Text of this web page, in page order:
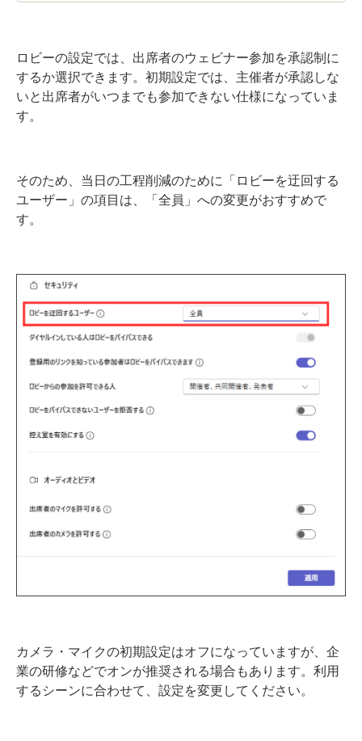
ロビーの設定では、出席者のウェビナー参加を承認制に
するか選択できます。初期設定では、主催者が承認しな
いと出席者がいつまでも参加できない仕様になっていま
す。
そのため、当日の工程削減のために「ロビーを迂回する
ユーザー」の項目は、「全員」への変更がおすすめで
す。
カメラ・マイクの初期設定はオフになっていますが、企
業の研修などでオンが推奨される場合もあります。利用
するシーンに合わせて、設定を変更してください。